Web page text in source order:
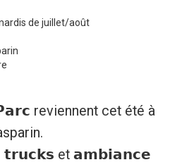
de juillet/août
reviennent cet été à
𝘁𝗿𝘂𝗰𝗸𝘀 et 𝗮𝗺𝗯𝗶𝗮𝗻𝗰𝗲